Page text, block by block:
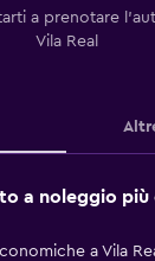
a prenotare
Vila Real
a noleggio più
a Vila